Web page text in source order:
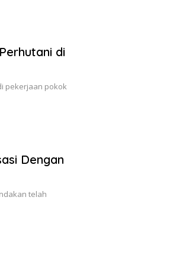
di
pekerjaan pokok
Dengan
telah